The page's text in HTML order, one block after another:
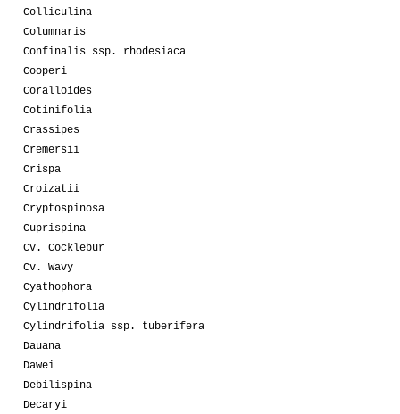
Colliculina
Columnaris
Confinalis ssp. rhodesiaca
Cooperi
Coralloides
Cotinifolia
Crassipes
Cremersii
Crispa
Croizatii
Cryptospinosa
Cuprispina
Cv. Cocklebur
Cv. Wavy
Cyathophora
Cylindrifolia
Cylindrifolia ssp. tuberifera
Dauana
Dawei
Debilispina
Decaryi